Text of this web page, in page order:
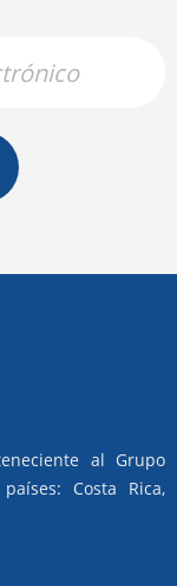
al Grupo
Costa Rica,